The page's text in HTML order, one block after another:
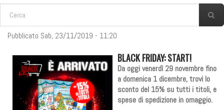
FORM DI RICERCA
Pubblicato Sab, 23/11/2019 - 11:20
BLACK FRIDAY: START!
Da oggi venerdì 29 novembre fino
a domenica 1 dicembre, trovi lo
sconto del 15% su tutti i titoli, e
spese di spedizione in omaggio.